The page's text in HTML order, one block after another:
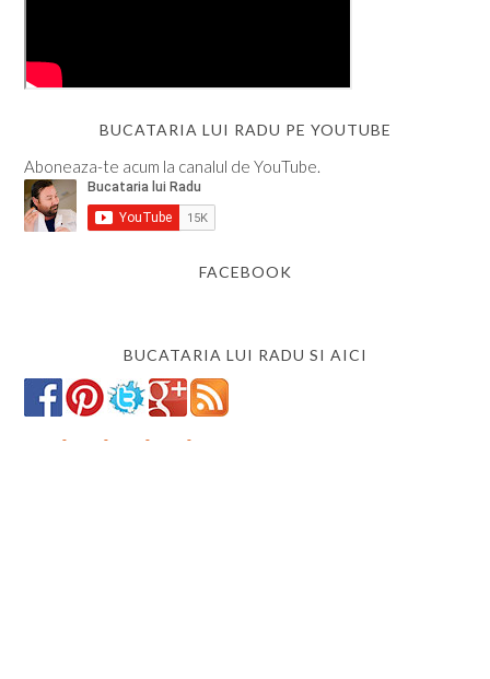
BUCATARIA LUI RADU PE YOUTUBE
Aboneaza-te acum la canalul de YouTube.
FACEBOOK
BUCATARIA LUI RADU SI AICI